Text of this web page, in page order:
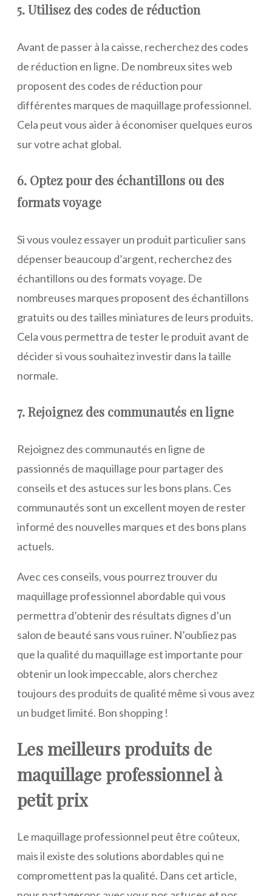
5. Utilisez des codes de réduction
Avant de passer à la caisse, recherchez des codes
de réduction en ligne. De nombreux sites web
proposent des codes de réduction pour
différentes marques de maquillage professionnel.
Cela peut vous aider à économiser quelques euros
sur votre achat global.
6. Optez pour des échantillons ou des
formats voyage
Si vous voulez essayer un produit particulier sans
dépenser beaucoup d’argent, recherchez des
échantillons ou des formats voyage. De
nombreuses marques proposent des échantillons
gratuits ou des tailles miniatures de leurs produits.
Cela vous permettra de tester le produit avant de
décider si vous souhaitez investir dans la taille
normale.
7. Rejoignez des communautés en ligne
Rejoignez des communautés en ligne de
passionnés de maquillage pour partager des
conseils et des astuces sur les bons plans. Ces
communautés sont un excellent moyen de rester
informé des nouvelles marques et des bons plans
actuels.
Avec ces conseils, vous pourrez trouver du
maquillage professionnel abordable qui vous
permettra d’obtenir des résultats dignes d’un
salon de beauté sans vous ruiner. N’oubliez pas
que la qualité du maquillage est importante pour
obtenir un look impeccable, alors cherchez
toujours des produits de qualité même si vous avez
un budget limité. Bon shopping !
Les meilleurs produits de
maquillage professionnel à
petit prix
Le maquillage professionnel peut être coûteux,
mais il existe des solutions abordables qui ne
compromettent pas la qualité. Dans cet article,